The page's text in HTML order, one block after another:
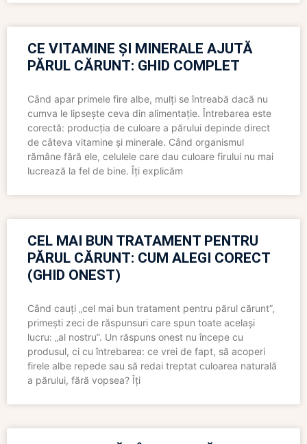
CE VITAMINE ȘI MINERALE AJUTĂ
PĂRUL CĂRUNT: GHID COMPLET
Când apar primele fire albe, mulți se întreabă dacă nu
cumva le lipsește ceva din alimentație. Întrebarea este
corectă: producția de culoare a părului depinde direct
de câteva vitamine și minerale. Când organismul
rămâne fără ele, celulele care dau culoare firului nu mai
lucrează la fel de bine. Îți explicăm
CEL MAI BUN TRATAMENT PENTRU
PĂRUL CĂRUNT: CUM ALEGI CORECT
(GHID ONEST)
Când cauți „cel mai bun tratament pentru părul cărunt”,
primești zeci de răspunsuri care spun toate același
lucru: „al nostru”. Un răspuns onest nu începe cu
produsul, ci cu întrebarea: ce vrei de fapt, să acoperi
firele albe repede sau să redai treptat culoarea naturală
a părului, fără vopsea? Îți